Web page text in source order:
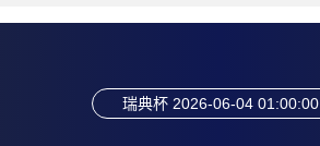
瑞典杯 2026-06-04 01:00:00